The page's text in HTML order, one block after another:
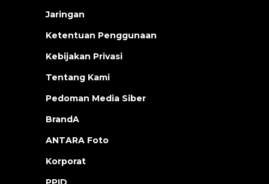
Jaringan
Ketentuan Penggunaan
Kebijakan Privasi
Tentang Kami
Pedoman Media Siber
BrandA
ANTARA Foto
Korporat